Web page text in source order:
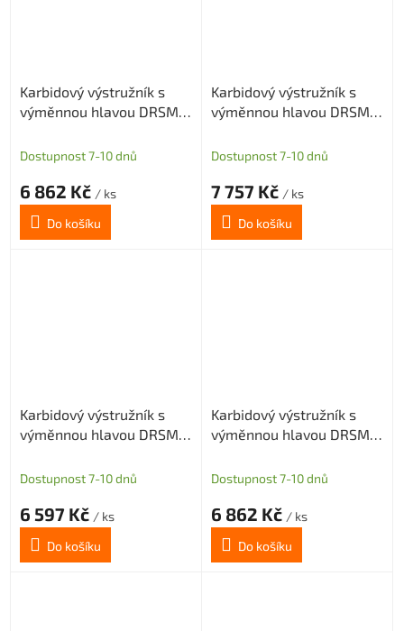
Karbidový výstružník s
výměnnou hlavou DRSMN
díru
Dostupnost 7-10 dnů
6 862 Kč / ks
Do košíku
Karbidový výstružník s
výměnnou hlavou DRSMN
díru
Dostupnost 7-10 dnů
7 757 Kč / ks
Do košíku
Karbidový výstružník s
výměnnou hlavou DRSMN
Dostupnost 7-10 dnů
6 597 Kč / ks
Do košíku
Karbidový výstružník s
výměnnou hlavou DRSMN
Dostupnost 7-10 dnů
6 862 Kč / ks
Do košíku